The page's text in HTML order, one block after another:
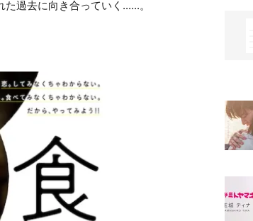
過去に向き合っていく......。